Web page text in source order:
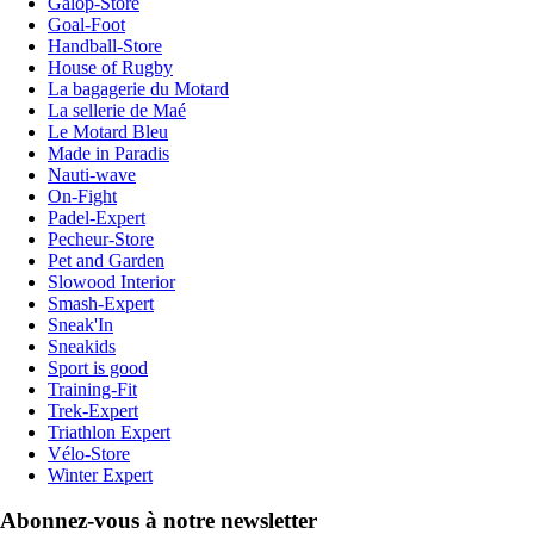
Goal-Foot
Handball-Store
House of Rugby
La bagagerie du Motard
La sellerie de Maé
Le Motard Bleu
Made in Paradis
Nauti-wave
On-Fight
Padel-Expert
Pecheur-Store
Pet and Garden
Slowood Interior
Smash-Expert
Sneak'In
Sneakids
Sport is good
Training-Fit
Trek-Expert
Triathlon Expert
Vélo-Store
Winter Expert
Abonnez-vous à notre newsletter